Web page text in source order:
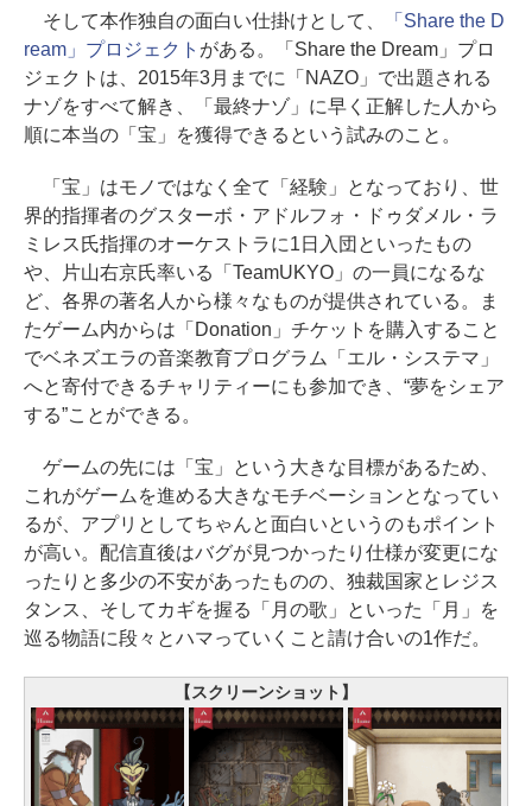
そして本作独自の面白い仕掛けとして、
「Share the D
ream」プロジェクト がある。「Share the Dream」プロ
ジェクトは、2015年3月までに「NAZO」で出題される
ナゾをすべて解き、「最終ナゾ」に早く正解した人から
順に本当の「宝」を獲得できるという試みのこと。
「宝」はモノではなく全て「経験」となっており、世
界的指揮者のグスターボ・アドルフォ・ドゥダメル・ラ
ミレス氏指揮のオーケストラに1日入団といったもの
や、片山右京氏率いる「TeamUKYO」の一員になるな
ど、各界の著名人から様々なものが提供されている。ま
たゲーム内からは「Donation」チケットを購入すること
でベネズエラの音楽教育プログラム「エル・システマ」
へと寄付できるチャリティーにも参加でき、“夢をシェア
する”ことができる。
ゲームの先には「宝」という大きな目標があるため、
これがゲームを進める大きなモチベーションとなってい
るが、アプリとしてちゃんと面白いというのもポイント
が高い。配信直後はバグが見つかったり仕様が変更にな
ったりと多少の不安があったものの、独裁国家とレジス
タンス、そしてカギを握る「月の歌」といった「月」を
巡る物語に段々とハマっていくこと請け合いの1作だ。
【スクリーンショット】